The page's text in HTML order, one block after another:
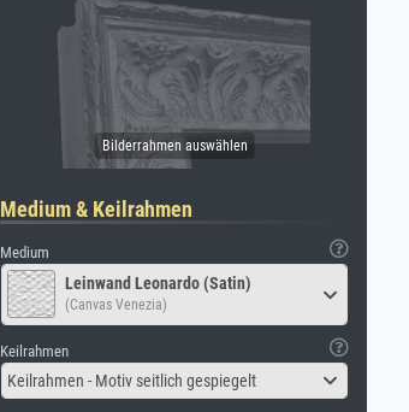
Medium & Keilrahmen
Medium
Leinwand Leonardo (Satin)
(Canvas Venezia)
Keilrahmen
Keilrahmen - Motiv seitlich gespiegelt